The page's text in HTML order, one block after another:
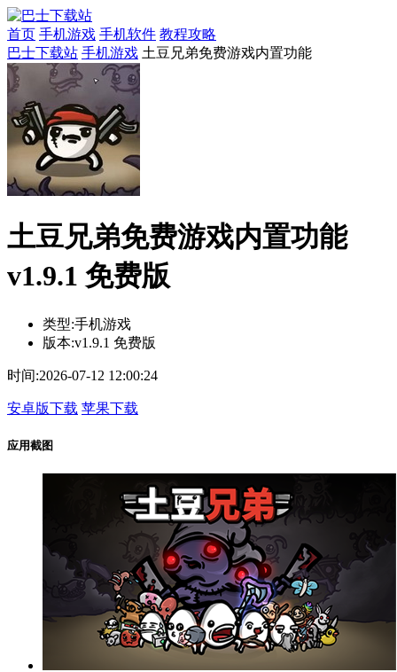
首页 手机游戏 手机软件 教程攻略
巴士下载站 手机游戏 土豆兄弟免费游戏内置功能
土豆兄弟免费游戏内置功能
v1.9.1 免费版
类型:手机游戏
版本:v1.9.1 免费版
时间:2026-07-12 12:00:24
安卓版下载 苹果下载
应用截图